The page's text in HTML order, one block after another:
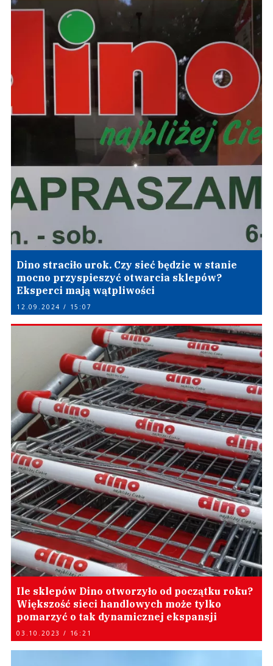
Dino straciło urok. Czy sieć będzie w stanie
mocno przyspieszyć otwarcia sklepów?
Eksperci mają wątpliwości
12.09.2024 / 15:07
Ile sklepów Dino otworzyło od początku roku?
Większość sieci handlowych może tylko
pomarzyć o tak dynamicznej ekspansji
03.10.2023 / 16:21